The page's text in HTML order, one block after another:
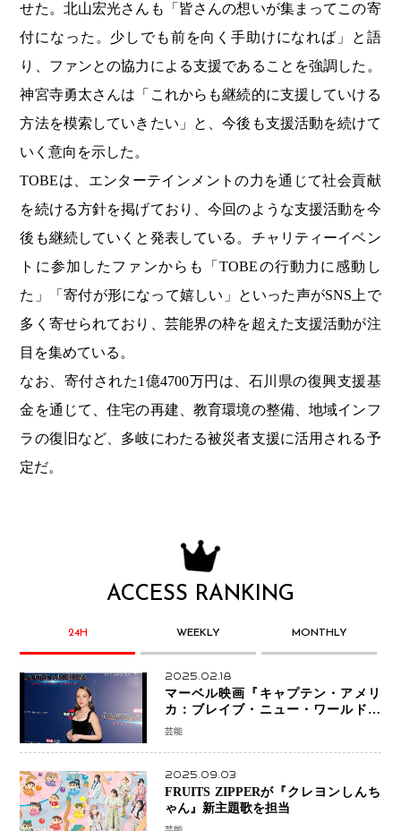
せた。北山宏光さんも「皆さんの想いが集まってこの寄
付になった。少しでも前を向く手助けになれば」と語
り、ファンとの協力による支援であることを強調した。
神宮寺勇太さんは「これからも継続的に支援していける
方法を模索していきたい」と、今後も支援活動を続けて
いく意向を示した。
TOBEは、エンターテインメントの力を通じて社会貢献
を続ける方針を掲げており、今回のような支援活動を今
後も継続していくと発表している。チャリティーイベン
トに参加したファンからも「TOBEの行動力に感動し
た」「寄付が形になって嬉しい」といった声がSNS上で
多く寄せられており、芸能界の枠を超えた支援活動が注
目を集めている。
なお、寄付された1億4700万円は、石川県の復興支援基
金を通じて、住宅の再建、教育環境の整備、地域インフ
ラの復旧など、多岐にわたる被災者支援に活用される予
定だ。
ACCESS RANKING
24H WEEKLY MONTHLY
2025.02.18
マーベル映画『キャプテン・アメリ
カ：ブレイブ・ニュー・ワールド』
新ブラック・ウィドウ役のシラ・ハー
芸能
2025.09.03
FRUITS ZIPPERが『クレヨンしんち
ゃん』新主題歌を担当